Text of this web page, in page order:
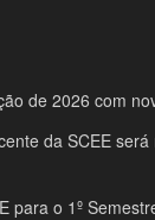
de 2026 com
da SCEE
para o 1º